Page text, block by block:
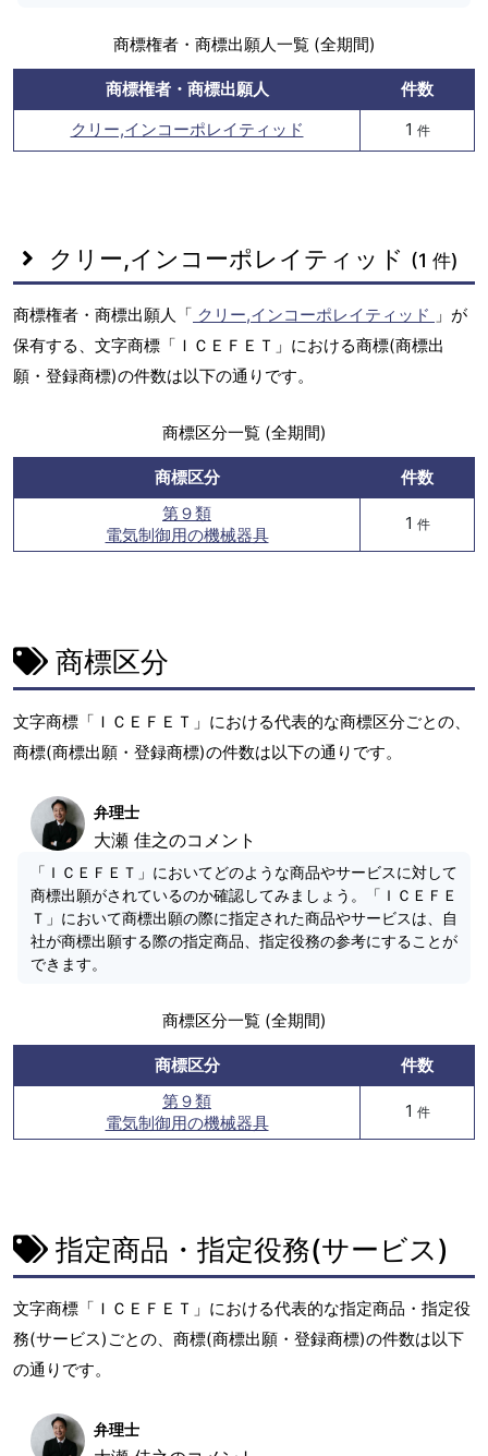
商標権者・商標出願人一覧 (全期間)
商標権者・商標出願人
件数
クリー,インコーポレイティッド
1 件
クリー,インコーポレイティッド (1 件)
商標権者・商標出願人「 クリー,インコーポレイティッド 」が
保有する、文字商標「ＩＣＥＦＥＴ」における商標(商標出
願・登録商標)の件数は以下の通りです。
商標区分一覧 (全期間)
商標区分
件数
第９類
電気制御用の機械器具
1 件
商標区分
文字商標「ＩＣＥＦＥＴ」における代表的な商標区分ごとの、
商標(商標出願・登録商標)の件数は以下の通りです。
弁理士
大瀬 佳之のコメント
「ＩＣＥＦＥＴ」においてどのような商品やサービスに対して
商標出願がされているのか確認してみましょう。「ＩＣＥＦＥ
Ｔ」において商標出願の際に指定された商品やサービスは、自
社が商標出願する際の指定商品、指定役務の参考にすることが
できます。
商標区分一覧 (全期間)
商標区分
件数
第９類
電気制御用の機械器具
1 件
指定商品・指定役務(サービス)
文字商標「ＩＣＥＦＥＴ」における代表的な指定商品・指定役
務(サービス)ごとの、商標(商標出願・登録商標)の件数は以下
の通りです。
弁理士